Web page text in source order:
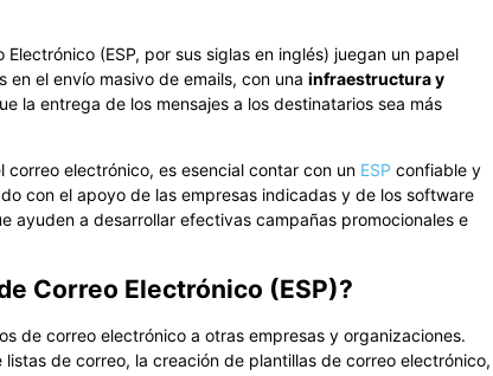
(ESP, por sus siglas en inglés) juegan un papel
el envío masivo de emails, con una infraestructura y
la entrega de los mensajes a los destinatarios sea más
electrónico, es esencial contar con un ESP confiable y
con el apoyo de las empresas indicadas y de los software
ayuden a desarrollar efectivas campañas promocionales e
Correo Electrónico (ESP)?
de correo electrónico a otras empresas y organizaciones.
de correo, la creación de plantillas de correo electrónico,